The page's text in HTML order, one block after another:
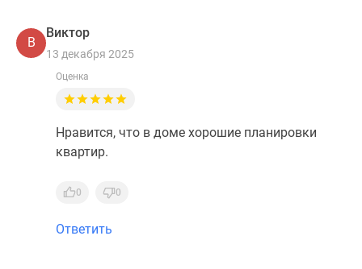
В
Виктор
13 декабря 2025
Оценка
Нравится, что в доме хорошие планировки
квартир.
0 0
Ответить